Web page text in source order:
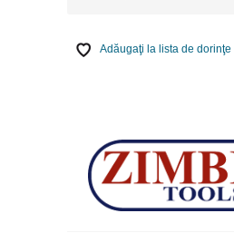
Adăugaţi la lista de dorinţe